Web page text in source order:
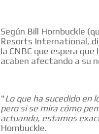
Según Bill Hornbuckle
Resorts International,
la CNBC que espera
acaben afectando a su
"Lo que ha sucedido en
pero si se mira cómo
actuando, estamos
Hornbuckle.